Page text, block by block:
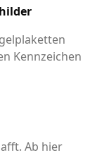
Kennzeichen
Ab hier